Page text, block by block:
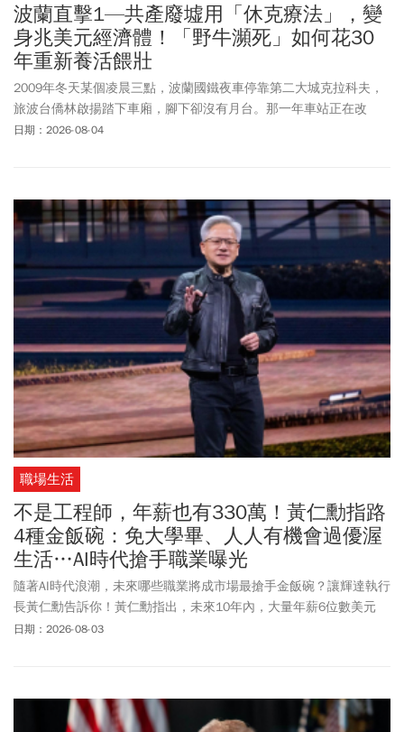
波蘭直擊1—共產廢墟用「休克療法」，變
身兆美元經濟體！「野牛瀕死」如何花30
年重新養活餵壯
2009年冬天某個凌晨三點，波蘭國鐵夜車停靠第二大城克拉科夫，
旅波台僑林啟揚踏下車廂，腳下卻沒有月台。那一年車站正在改
建，積雪蓋住臨時的碎石地。多數東西被雪埋住，他當下的感受
蘭的矽谷，超過50家國際科技巨頭進駐。這一幕的今昔對照，正是
「波蘭」這頭「歐洲野牛」雄起最具畫面感的縮影。
日期：2026-08-04
職場生活
不是工程師，年薪也有330萬！黃仁勳指路
4種金飯碗：免大學畢、人人有機會過優渥
生活…AI時代搶手職業曝光
隨著AI時代浪潮，未來哪些職業將成市場最搶手金飯碗？讓輝達執行
長黃仁勳告訴你！黃仁勳指出，未來10年內，大量年薪6位數美元
（約台幣330萬以上）的工作即將湧現，而這些工作多數不需要大學
日期：2026-08-03